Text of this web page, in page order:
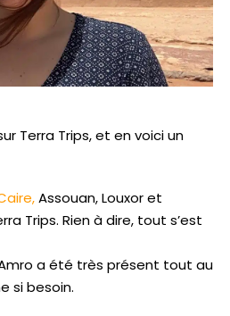
Terra Trips, et en voici un
,Assouan, Louxor et
Trips. Rien à dire, tout s’est
a été très présent tout au
si besoin.